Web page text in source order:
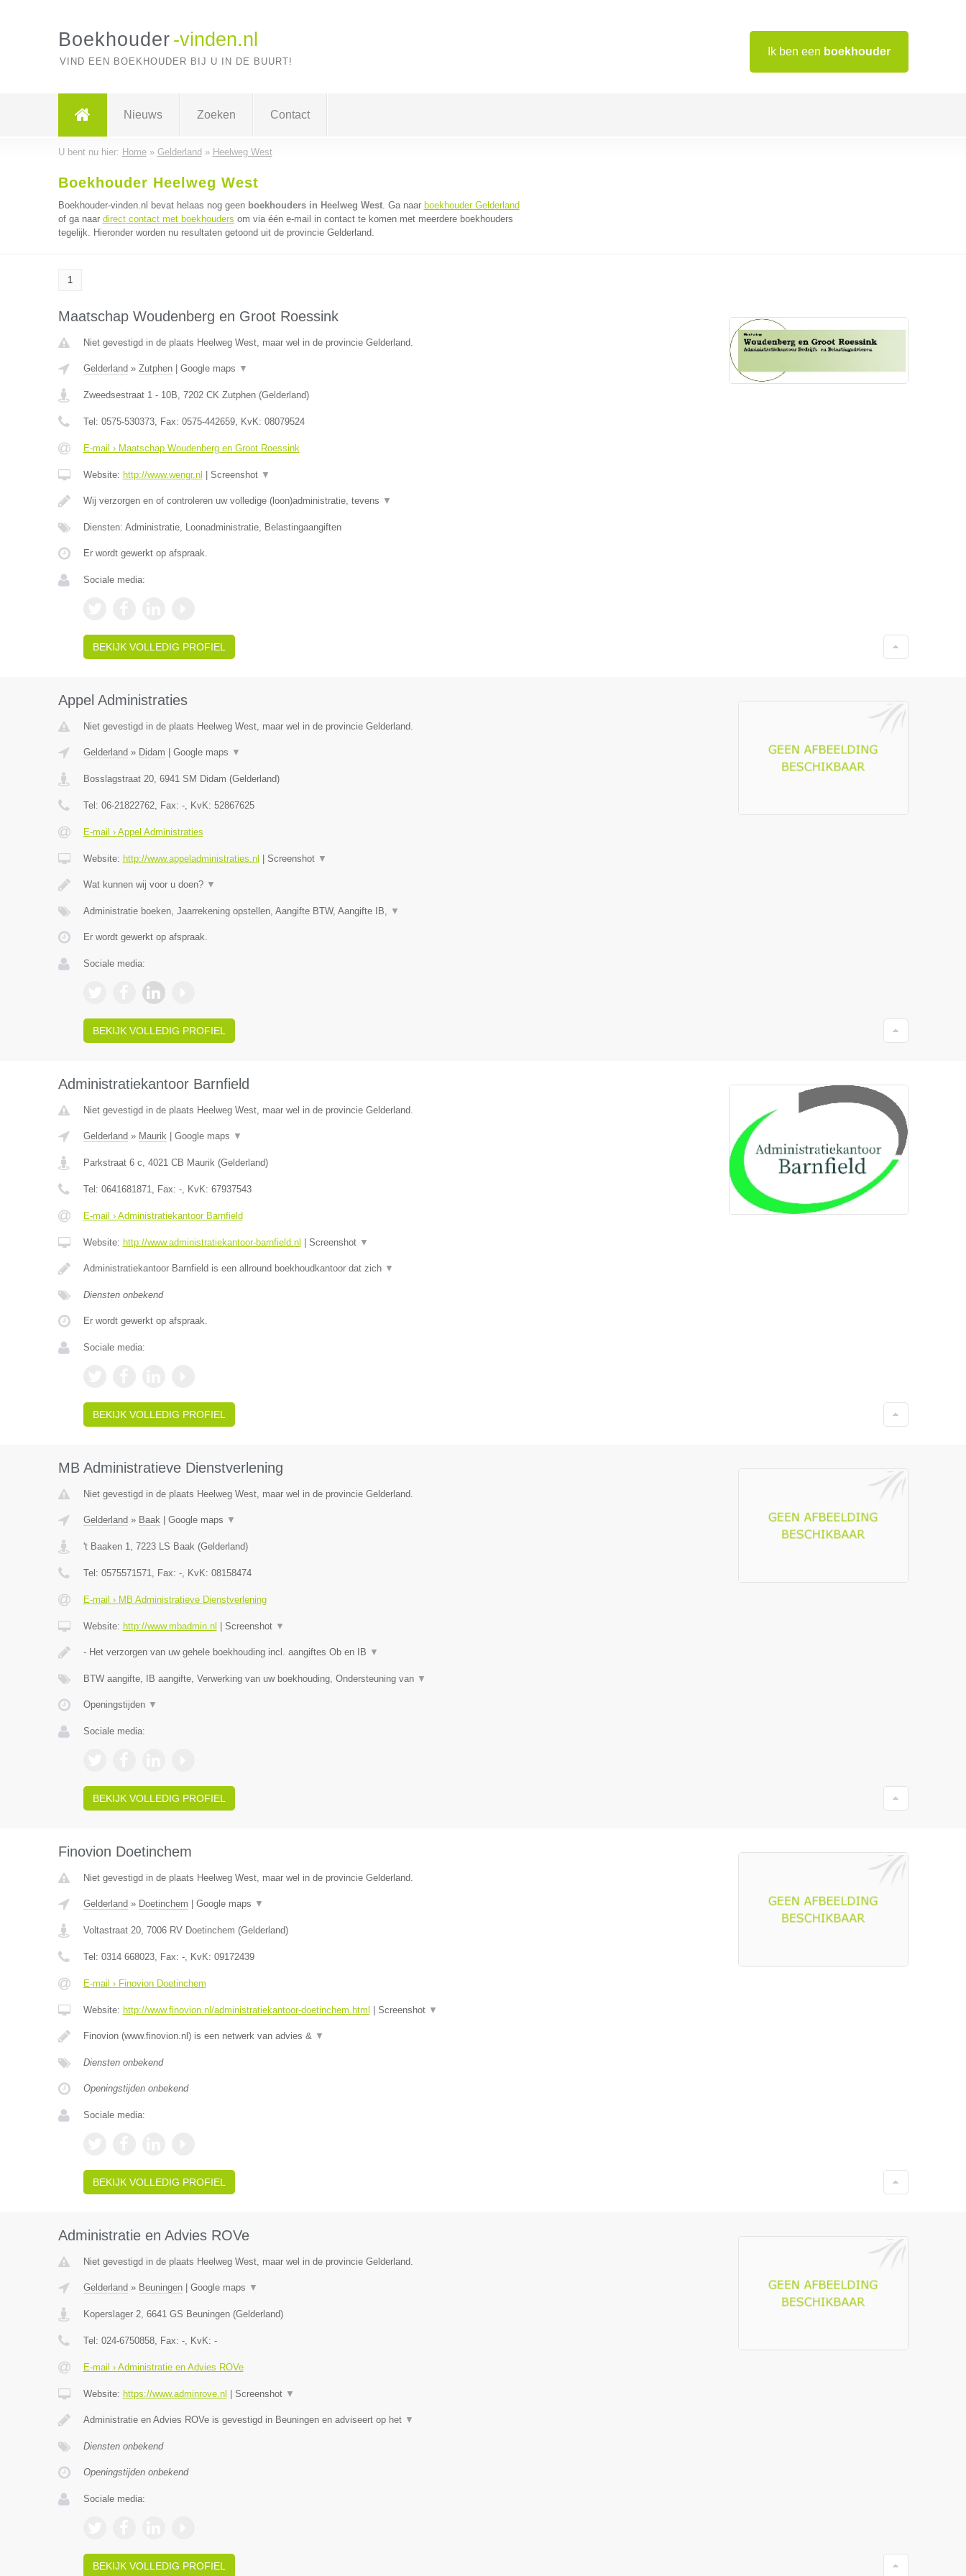
Ik ben een boekhouder
Boekhouder -vinden.nl
VIND EEN BOEKHOUDER BIJ U IN DE BUURT!
Nieuws Zoeken Contact
U bent nu hier: Home» Gelderland » Heelweg West
Boekhouder Heelweg West
Boekhouder-vinden.nl bevat helaas nog geen boekhouders in Heelweg West. Ga naar boekhouder Gelderland
of ga naar direct contact met boekhouders om via één e-mail in contact te komen met meerdere boekhouders
tegelijk. Hieronder worden nu resultaten getoond uit de provincie Gelderland.
1
Maatschap Woudenberg en Groot Roessink
Niet gevestigd in de plaats Heelweg West, maar wel in de provincie Gelderland.
Gelderland » Zutphen| Google maps ▼
Zweedsestraat 1 - 10B, 7202 CK Zutphen(Gelderland)
Tel: 0575-530373, Fax: 0575-442659, KvK: 08079524
E-mail › Maatschap Woudenberg en Groot Roessink
Website: http://www.wengr.nl Screenshot ▼
Wij verzorgen en of controleren uw volledige (loon)administratie, tevens ▼
Diensten: Administratie, Loonadministratie, Belastingaangiften
Er wordt gewerkt op afspraak.
Sociale media:
BEKIJK VOLLEDIG PROFIEL
Appel Administraties
Niet gevestigd in de plaats Heelweg West, maar wel in de provincie Gelderland.
Gelderland » Didam Google maps ▼
Bosslagstraat 20, 6941 SM Didam (Gelderland)
Tel: 06-21822762, Fax: -, KvK: 52867625
E-mail › Appel Administraties
Website: http://www.appeladministraties.nl Screenshot ▼
Wat kunnen wij voor u doen? ▼
Administratie boeken, Jaarrekening opstellen, Aangifte BTW, Aangifte IB, ▼
Er wordt gewerkt op afspraak.
Sociale media:
BEKIJK VOLLEDIG PROFIEL
Administratiekantoor Barnfield
Niet gevestigd in de plaats Heelweg West, maar wel in de provincie Gelderland.
Gelderland » Maurik| Google maps ▼
Parkstraat 6 c, 4021 CB Maurik(Gelderland)
Tel: 0641681871, Fax: -, KvK: 67937543
E-mail › Administratiekantoor Barnfield
Website: http://www.administratiekantoor-barnfield.nl Screenshot ▼
Administratiekantoor Barnfield is een allround boekhoudkantoor dat zich ▼
Diensten onbekend
Er wordt gewerkt op afspraak.
Sociale media:
BEKIJK VOLLEDIG PROFIEL
MB Administratieve Dienstverlening
Niet gevestigd in de plaats Heelweg West, maar wel in de provincie Gelderland.
Gelderland » Baak| Google maps ▼
't Baaken 1, 7223 LS Baak(Gelderland)
Tel: 0575571571, Fax: -, KvK: 08158474
E-mail › MB Administratieve Dienstverlening
Website: http://www.mbadmin.nl Screenshot ▼
- Het verzorgen van uw gehele boekhouding incl. aangiftes Ob en IB ▼
BTW aangifte, IB aangifte, Verwerking van uw boekhouding, Ondersteuning van ▼
Openingstijden ▼
Sociale media:
BEKIJK VOLLEDIG PROFIEL
Finovion Doetinchem
Niet gevestigd in de plaats Heelweg West, maar wel in de provincie Gelderland.
Gelderland » Doetinchem Google maps ▼
Voltastraat 20, 7006 RV Doetinchem (Gelderland)
Tel: 0314 668023, Fax: -, KvK: 09172439
E-mail › Finovion Doetinchem
Website: http://www.finovion.nl/administratiekantoor-doetinchem.html Screenshot ▼
Finovion (www.finovion.nl) is een netwerk van advies & ▼
Diensten onbekend
Openingstijden onbekend
Sociale media:
BEKIJK VOLLEDIG PROFIEL
Administratie en Advies ROVe
Niet gevestigd in de plaats Heelweg West, maar wel in de provincie Gelderland.
Gelderland » Beuningen| Google maps ▼
Koperslager 2, 6641 GS Beuningen(Gelderland)
Tel: 024-6750858, Fax: -, KvK: -
E-mail › Administratie en Advies ROVe
Website: https://www.adminrove.nl Screenshot ▼
Administratie en Advies ROVe is gevestigd in Beuningen en adviseert op het ▼
Diensten onbekend
Openingstijden onbekend
Sociale media:
BEKIJK VOLLEDIG PROFIEL